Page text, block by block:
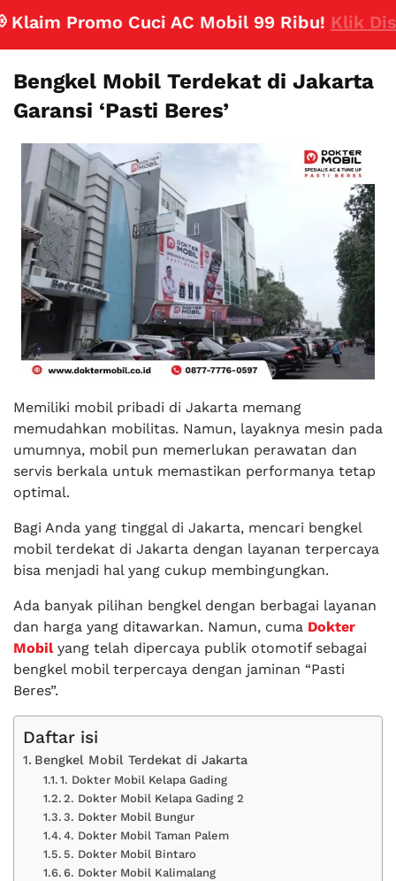
Promo Cuci AC Mobil 99 Ribu!Klik Disini
Bengkel Mobil Terdekat di Jakarta
Garansi ‘Pasti Beres’
Memiliki mobil pribadi di Jakarta memang
memudahkan mobilitas. Namun, layaknya mesin pada
umumnya, mobil pun memerlukan perawatan dan
servis berkala untuk memastikan performanya tetap
optimal.
Bagi Anda yang tinggal di Jakarta, mencari bengkel
mobil terdekat di Jakarta dengan layanan terpercaya
bisa menjadi hal yang cukup membingungkan.
Ada banyak pilihan bengkel dengan berbagai layanan
dan harga yang ditawarkan. Namun, cuma Dokter
Mobilyang telah dipercaya publik otomotif sebagai
bengkel mobil terpercaya dengan jaminan “Pasti
Beres”.
Daftar isi
Bengkel Mobil Terdekat di Jakarta
1. Dokter Mobil Kelapa Gading
2. Dokter Mobil Kelapa Gading 2
3. Dokter Mobil Bungur
4. Dokter Mobil Taman Palem
5. Dokter Mobil Bintaro
6. Dokter Mobil Kalimalang